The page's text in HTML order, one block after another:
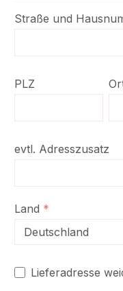
Straße und
PLZ
evtl. Adresszusatz
Land *
Lieferadresse